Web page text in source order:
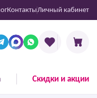
КонтактыЛичный кабинет
Скидки и акции